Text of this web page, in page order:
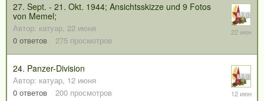
27. Sept. - 21. Okt. 1944; Ansichtsskizze und 9 Fotos
von Memel;
Автор: катуар, 22 июня
0 ответов 275 просмотров
22
24. Panzer-Division
Автор: катуар, 12 июня
0 ответов 200 просмотров
12